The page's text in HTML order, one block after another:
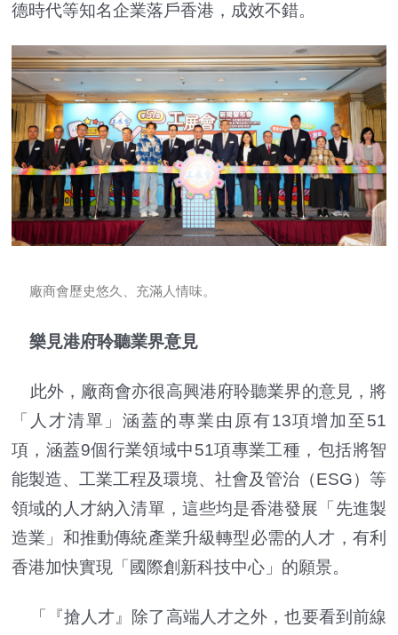
德時代等知名企業落戶香港，成效不錯。
廠商會歷史悠久、充滿人情味。
樂見港府聆聽業界意見
此外，廠商會亦很高興港府聆聽業界的意見，將
「人才清單」涵蓋的專業由原有13項增加至51
項，涵蓋9個行業領域中51項專業工種，包括將智
能製造、工業工程及環境、社會及管治（ESG）等
領域的人才納入清單，這些均是香港發展「先進製
造業」和推動傳統產業升級轉型必需的人才，有利
香港加快實現「國際創新科技中心」的願景。
「『搶人才』除了高端人才之外，也要看到前線